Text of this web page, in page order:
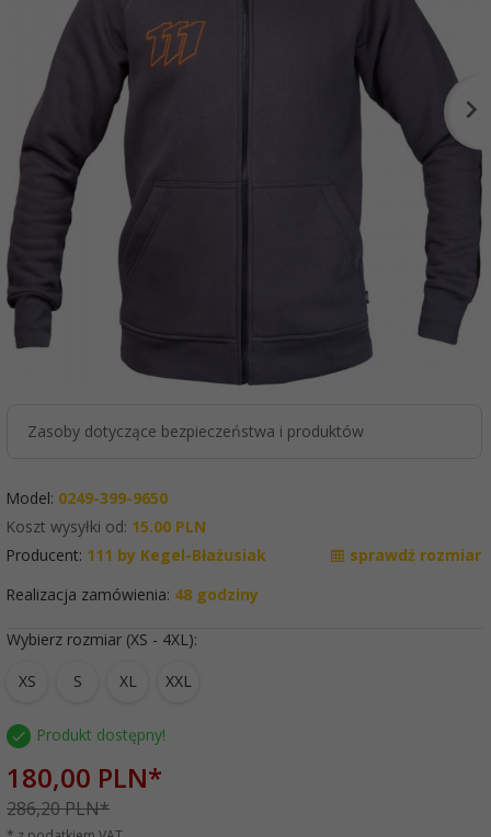
Zasoby dotyczące bezpieczeństwa i produktów
Model: 0249-399-9650
Koszt wysyłki od: 15.00 PLN
Producent: 111 by Kegel-Błażusiak
sprawdź rozmiar
Realizacja zamówienia: 48 godziny
Wybierz rozmiar (XS - 4XL):
XS
S XL XXL
Produkt dostępny!
180,00 PLN*
286,20 PLN*